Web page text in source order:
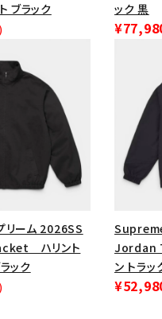
シーズンから探す
ブラック
ック 黒
ーム 2026SS
ハリント
ック
Jordan
ン トラッ